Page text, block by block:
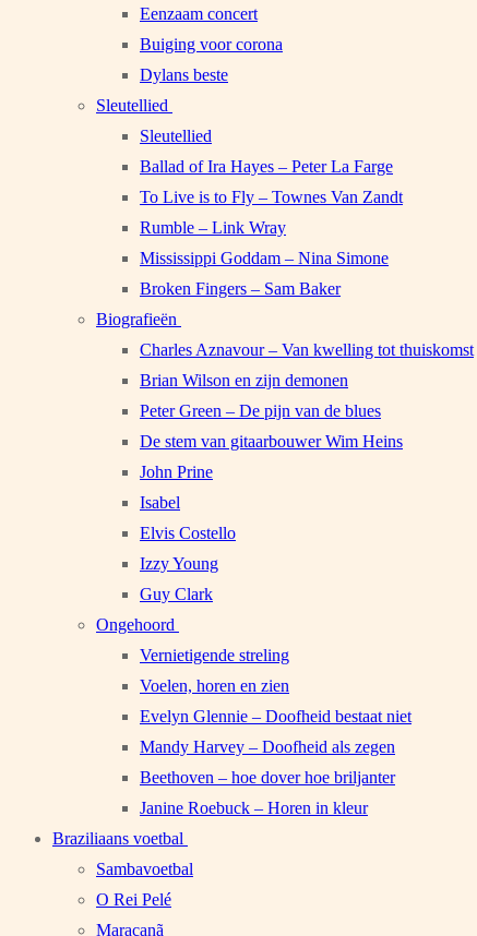
Eenzaam concert
Buiging voor corona
Dylans beste
Sleutellied
Sleutellied
Ballad of Ira Hayes – Peter La Farge
To Live is to Fly – Townes Van Zandt
Rumble – Link Wray
Mississippi Goddam – Nina Simone
Broken Fingers – Sam Baker
Biografieën
Charles Aznavour – Van kwelling tot thuiskomst
Brian Wilson en zijn demonen
Peter Green – De pijn van de blues
De stem van gitaarbouwer Wim Heins
John Prine
Isabel
Elvis Costello
Izzy Young
Guy Clark
Ongehoord
Vernietigende streling
Voelen, horen en zien
Evelyn Glennie – Doofheid bestaat niet
Mandy Harvey – Doofheid als zegen
Beethoven – hoe dover hoe briljanter
Janine Roebuck – Horen in kleur
Braziliaans voetbal
Sambavoetbal
O Rei Pelé
Maracanã